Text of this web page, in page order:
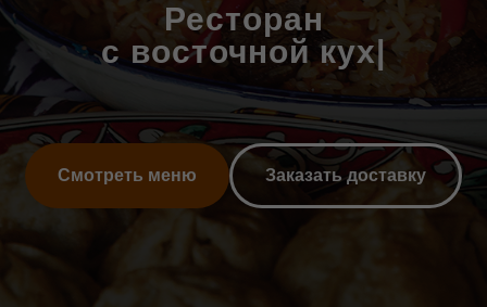
Ресторан
с восточной|
Смотреть меню Заказать доставку